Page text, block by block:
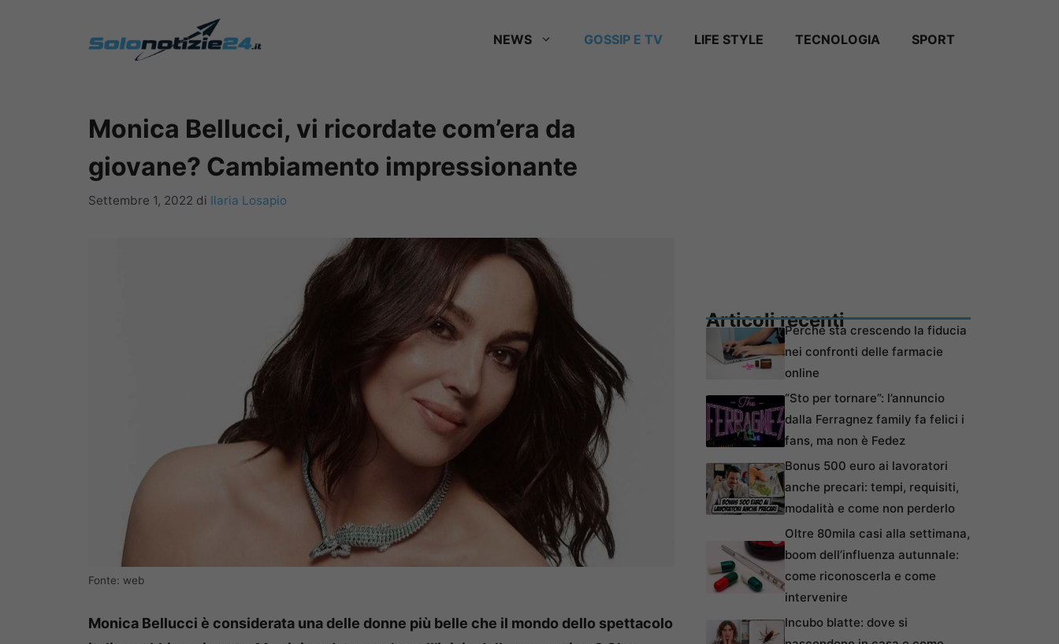
NEWS GOSSIP E TV LIFE STYLE TECNOLOGIA SPORT
Monica Bellucci, vi ricordate com’era da
giovane? Cambiamento impressionante
Settembre 1, 2022 di Ilaria Losapio
Fonte: web
Monica Bellucci è considerata una delle donne più belle che il mondo dello spettacolo
Articoli recentiPerché sta crescendo la fiducia
nei confronti delle farmacie
online
“Sto per tornare”: l’annuncio
dalla Ferragnez family fa felici i
fans, ma non è Fedez
Bonus 500 euro ai lavoratori
anche precari: tempi, requisiti,
modalità e come non perderlo
Oltre 80mila casi alla settimana,
boom dell’influenza autunnale:
come riconoscerla e come
intervenire
Incubo blatte: dove si